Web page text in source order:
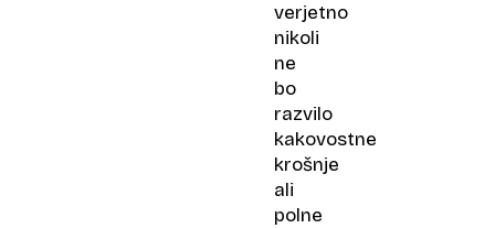
verjetno
nikoli
ne
bo
razvilo
kakovostne
krošnje
ali
polne